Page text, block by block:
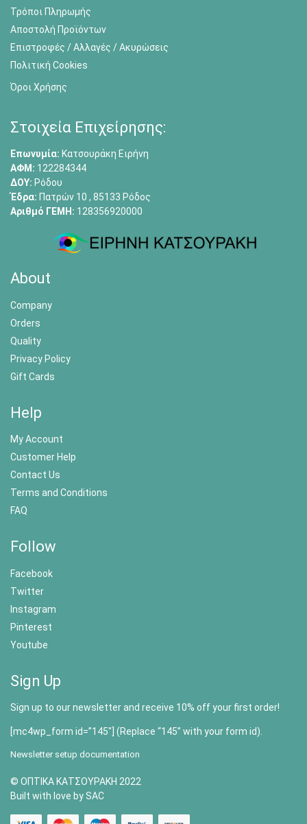
Τρόποι Πληρωμής
Αποστολή Προϊόντων
Επιστροφές / Αλλαγές / Ακυρώσεις
Πολιτική Cookies
Όροι Χρήσης
Στοιχεία Επιχείρησης:
Επωνυμία: Κατσουράκη Ειρήνη
ΑΦΜ: 122284344
ΔΟΥ: Ρόδου
Έδρα: Πατρών 10 , 85133 Ρόδος
Αριθμό ΓΕΜΗ: 128356920000
About
Company
Orders
Quality
Privacy Policy
Gift Cards
Help
My Account
Customer Help
Contact Us
Terms and Conditions
FAQ
Follow
Facebook
Twitter
Instagram
Pinterest
Youtube
Sign Up
Sign up to our newsletter and receive 10% off your first order!
[mc4wp_form id=”145″] (Replace “145” with your form id).
Newsletter setup documentation
© ΟΠΤΙΚΑ ΚΑΤΣΟΥΡΑΚΗ 2022
Built with love by SAC